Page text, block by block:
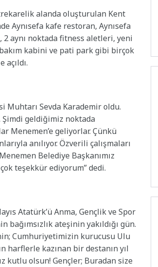
alanda oluşturulan Kent
Aynısefa kafe restoran, Aynısefa
aynı noktada fitness aletleri, yeni
kabini ve pati park gibi birçok
Muhtarı Sevda Karademir oldu.
Şimdi geldiğimiz noktada
Menemen’e geliyorlar. Çünkü
anılıyor. Özverili çalışmaları
Belediye Başkanımız
teşekkür ediyorum” dedi.
Atatürk’ü Anma, Gençlik ve Spor
ateşinin yakıldığı gün.
Cumhuriyetimizin kurucusu Ulu
harflerle kazınan bir destanın yıl
kutlu olsun! Gençler; Buradan size